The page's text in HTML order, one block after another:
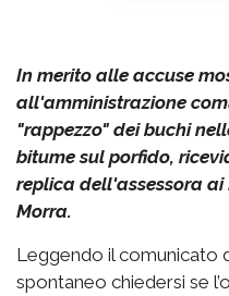
In merito alle accuse
all'amministrazione
"rappezzo" dei buchi
bitume sul porfido,
replica dell'assessora
Morra.
Leggendo il comunicato
spontaneo chiedersi se